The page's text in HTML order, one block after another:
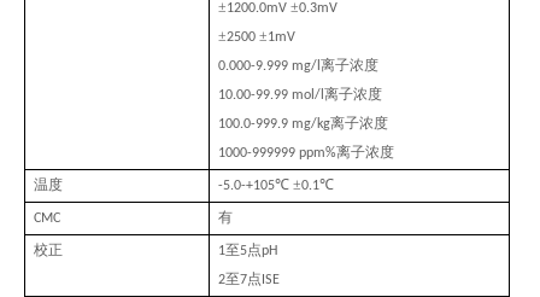
±1200.0mV ±0.3mV
±2500 ±1mV
0.000-9.999 mg/l 离子浓度
10.00-99.99 mol/l 离子浓度
100.0-999.9 mg/kg离子浓度
1000-999999 ppm%离子浓度
温度
-5.0-+105℃ ±0.1℃
CMC
有
校正
1至5点pH
2至7点 ISE